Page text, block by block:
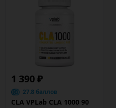
1 390 ₽
27.8 баллов
CLA VPLab CLA 1000 90